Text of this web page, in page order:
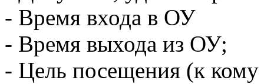
- Время входа в ОУ
- Время выхода из ОУ;
- Цель посещения (к